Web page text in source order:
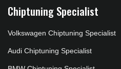
Chiptuning Specialist
Volkswagen Chiptuning Specialist
Audi Chiptuning Specialist